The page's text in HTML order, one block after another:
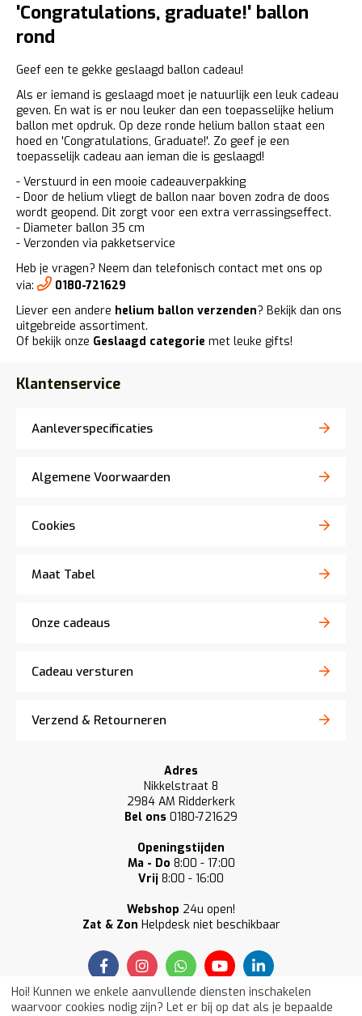
'Congratulations, graduate!' ballon
rond
Geef een te gekke geslaagd ballon cadeau!
Als er iemand is geslaagd moet je natuurlijk een leuk cadeau
geven. En wat is er nou leuker dan een toepasselijke helium
ballon met opdruk. Op deze ronde helium ballon staat een
hoed en 'Congratulations, Graduate!'. Zo geef je een
toepasselijk cadeau aan ieman die is geslaagd!
- Verstuurd in een mooie cadeauverpakking
- Door de helium vliegt de ballon naar boven zodra de doos
wordt geopend. Dit zorgt voor een extra verrassingseffect.
- Diameter ballon 35 cm
- Verzonden via pakketservice
Heb je vragen? Neem dan telefonisch contact met ons op
via:
0180-721629
Liever een andere helium ballon verzenden? Bekijk dan ons
uitgebreide assortiment.
Of bekijk onze Geslaagd categorie met leuke gifts!
Klantenservice
Aanleverspecificaties
Algemene Voorwaarden
Cookies
Maat Tabel
Onze cadeaus
Cadeau versturen
Verzend & Retourneren
Adres
Nikkelstraat 8
2984 AM Ridderkerk
Bel ons 0180-721629
Openingstijden
Ma - Do 8:00 - 17:00
Vrij 8:00 - 16:00
Webshop 24u open!
Zat & Zon Helpdesk niet beschikbaar
Hoi! Kunnen we enkele aanvullende diensten inschakelen
waarvoor cookies nodig zijn? Let er bij op dat als je bepaalde